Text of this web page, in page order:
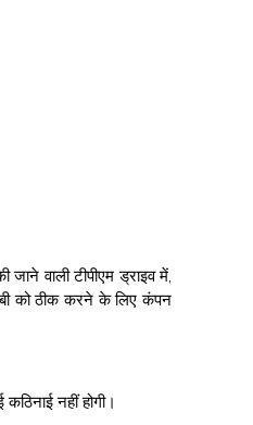
वाली टीपीएम ड्राइव में,
को ठीक करने के लिए कंपन
नहीं होगी।